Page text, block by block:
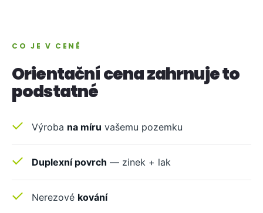
CO JE V CENĚ
Orientační cena zahrnuje to
podstatné
Výroba na míru vašemu pozemku
Duplexní povrch — zinek + lak
Nerezové kování